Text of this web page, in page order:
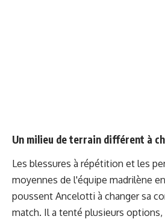
Un milieu de terrain différent à
Les blessures à répétition et les
moyennes de l'équipe madrilène
poussent Ancelotti à changer sa
match. Il a tenté plusieurs